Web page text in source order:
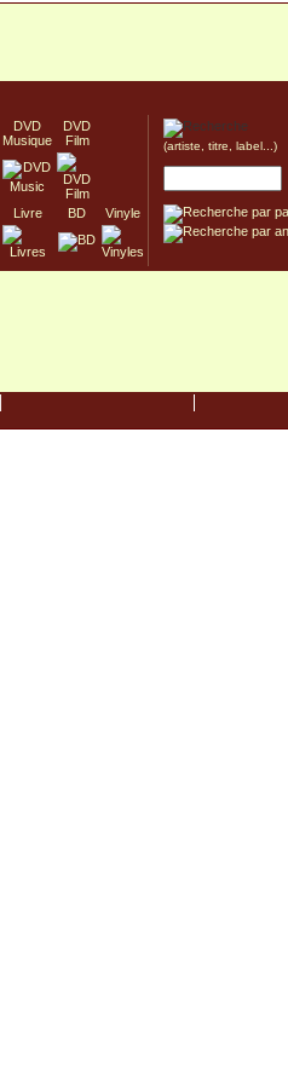
DVD
Musique
DVD
Film
Livre BD Vinyle
(artiste, titre, label...)